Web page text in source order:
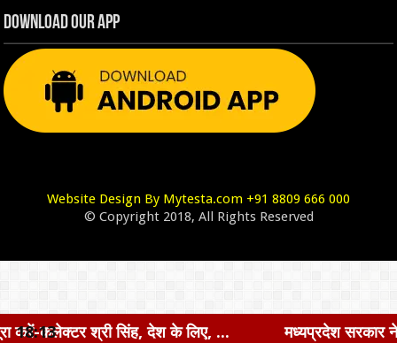
Download Our App
Website Design By Mytesta.com +91 8809 666 000
© Copyright 2018, All Rights Reserved
देश के लिए, ... मध्यप्रदेश सरकार ने किसानों के हितों को
18:13